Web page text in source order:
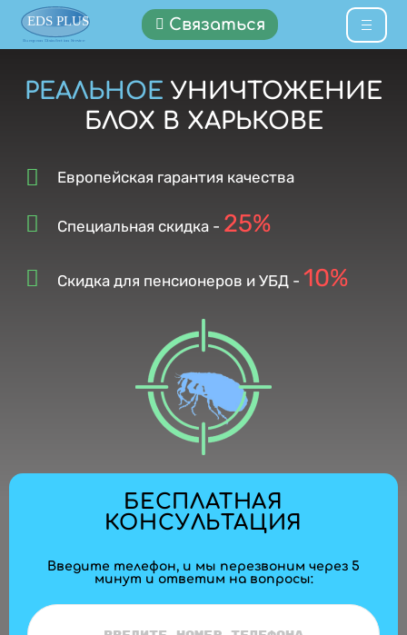
Связаться
РЕАЛЬНОЕ УНИЧТОЖЕНИЕ
БЛОХ В ХАРЬКОВЕ
Европейская гарантия качества
Специальная скидка - 25%
Скидка для пенсионеров и УБД - 10%
БЕСПЛАТНАЯ
КОНСУЛЬТАЦИЯ
Введите телефон, и мы перезвоним через 5
минут и ответим на вопросы: